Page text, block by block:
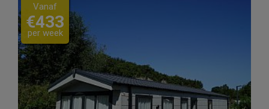
Vanaf
€433
per week